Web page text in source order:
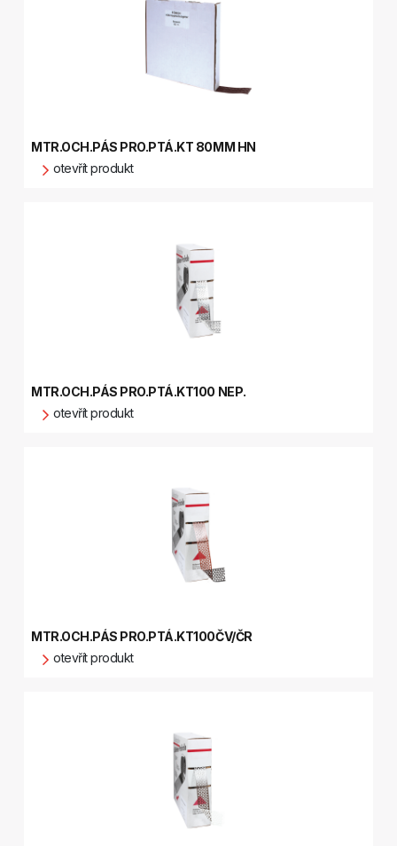
MTR.OCH.PÁS PRO.PTÁ.KT 80MM HN
otevřít produkt
MTR.OCH.PÁS PRO.PTÁ.KT100 NEP.
otevřít produkt
MTR.OCH.PÁS PRO.PTÁ.KT100ČV/ČR
otevřít produkt